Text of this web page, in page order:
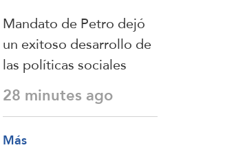
Mandato de Petro dejó
un exitoso desarrollo de
las políticas sociales
28 minutes ago
Más